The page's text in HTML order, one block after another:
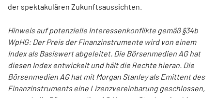
der spektakulären Zukunftsaussichten.
Hinweis auf potenzielle Interessenkonflikte gemäß §34b
WpHG: Der Preis der Finanzinstrumente wird von einem
Index als Basiswert abgeleitet. Die Börsenmedien AG hat
diesen Index entwickelt und hält die Rechte hieran. Die
Börsenmedien AG hat mit Morgan Stanley als Emittent des
Finanzinstruments eine Lizenzvereinbarung geschlossen,